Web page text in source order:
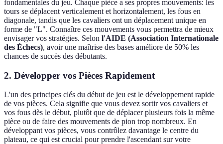
fondamentales du jeu. Chaque pièce a ses propres mouvements: les
tours se déplacent verticalement et horizontalement, les fous en
diagonale, tandis que les cavaliers ont un déplacement unique en
forme de "L". Connaître ces mouvements vous permettra de mieux
envisager vos stratégies. Selon l'AIDE (Association Internationale
des Échecs), avoir une maîtrise des bases améliore de 50% les
chances de succès des débutants.
2. Développer vos Pièces Rapidement
L'un des principes clés du début de jeu est le développement rapide
de vos pièces. Cela signifie que vous devez sortir vos cavaliers et
vos fous dès le début, plutôt que de déplacer plusieurs fois la même
pièce ou de faire des mouvements de pion trop nombreux. En
développant vos pièces, vous contrôlez davantage le centre du
plateau, ce qui est crucial pour prendre l'ascendant sur votre